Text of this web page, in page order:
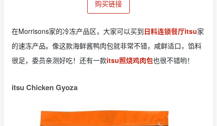
购买链接
在Morrisons家的冷冻产品区，大家可以买到日料连锁餐厅itsu家
的速冻产品。像这款海鲜酱鸭肉包就非常不错，咸鲜适口，馅料
很足，委员亲测好吃！还有一款itsu照烧鸡肉包也很不错哟！
itsu Chicken Gyoza